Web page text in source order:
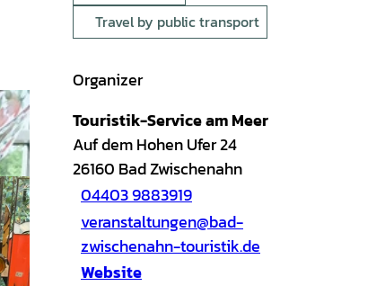
Travel by public transport
Organizer
Touristik-Service am Meer
Auf dem Hohen Ufer 24
26160 Bad Zwischenahn
04403 9883919
veranstaltungen@bad-
zwischenahn-touristik.de
Website